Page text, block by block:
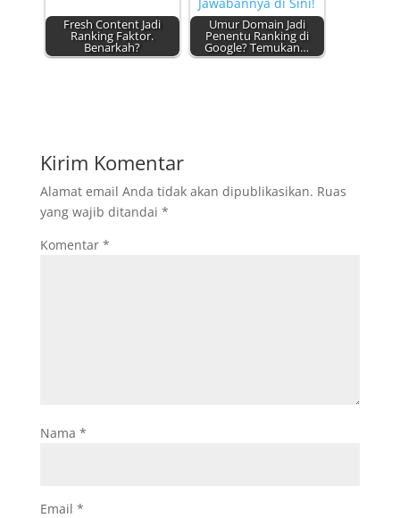
Fresh Content Jadi
Ranking Faktor.
Benarkah?
Umur Domain Jadi
Penentu Ranking di
Google? Temukan…
Kirim Komentar
Alamat email Anda tidak akan dipublikasikan. Ruas
yang wajib ditandai *
Komentar *
Nama *
Email *